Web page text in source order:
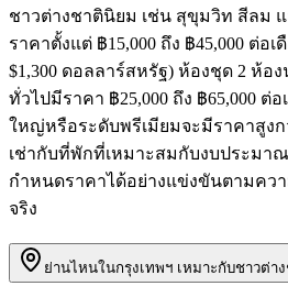
ชาวต่างชาตินิยม เช่น สุขุมวิท สีลม
ราคาตั้งแต่ ฿15,000 ถึง ฿45,000 ต่อ
$1,300 ดอลลาร์สหรัฐ) ห้องชุด 2 ห้อ
ทั่วไปมีราคา ฿25,000 ถึง ฿65,000 ต่
ใหญ่หรือระดับพรีเมียมจะมีราคาสูงก
เช่ากับที่พักที่เหมาะสมกับงบประมา
กำหนดราคาได้อย่างแข่งขันตามคว
จริง
ย่านไหนในกรุงเทพฯ เหมาะกับชาวต่า